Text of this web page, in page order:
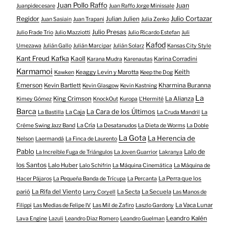
Juanpidecesare Juan Pollo Raffo Juan Raffo Jorge Minissale Juan
Regidor Juan Sasiain Juan Trapani Julian Julien Julia Zenko Julio Cortazar
Julio Frade Trio Julio Mazziotti Julio Presas Julio Ricardo Estefan Juli
Umezawa Julián Gallo Julián Marcipar Julián Solarz Kafod Kansas City Style
Kant Freud Kafka Kaoll Karana Mudra Karenautas Karina Corradini
Karmamoi Kawken Keaggy Levin y Marotta Keep the Dog Keith
Emerson Kevin Bartlett Kevin Glasgow Kevin Kastning Kharmina Buranna
Kimey Gómez King Crimson KnockOut Kuropa L'Hermité La Alianza La
Barca La Bastilla La Caja La Cara de los Últimos La Cruda Mandril
La
Créme Swing Jazz Band La Cría La Desatanudos La Dieta de Worms La Doble
Nelson Laermandá La Finca de Laurento La Gota La Herencia de
Pablo La Increíble Fuga de Triángulos La Joven Guarrior Lakranya Lalo de
los Santos Lalo Huber Lalo Schifrin La Máquina Cinemática La Máquina de
Hacer Pájaros La Pequeña Banda de Trícupa La Percanta La Perra que los
parió La Rifa del Viento Larry Coryell La Secta La Secuela Las Manos de
Filippi Las Medias de Felipe IV Las Mil de Zafiro Laszlo Gardony La Vaca Lunar
Lava Engine Lazuli Leandro Diaz Romero Leandro Guelman Leandro Kalén